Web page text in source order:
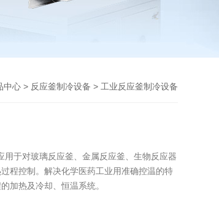
中心> 反应釜制冷设备 > 工业反应釜制冷设备
用于对玻璃反应釜、金属反应釜、生物反应器
程控制。解决化学医药工业用准确控温的特
加热及冷却、恒温系统。